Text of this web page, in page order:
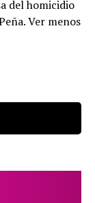
del homicidio
Ver menos